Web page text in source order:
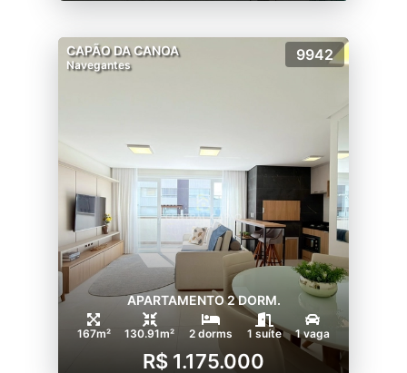
CAPÃO DA CANOA
Navegantes
9942
APARTAMENTO 2 DORM.
167m² 130.91m² 2 dorms 1 suíte 1 vaga
R$ 1.175.000